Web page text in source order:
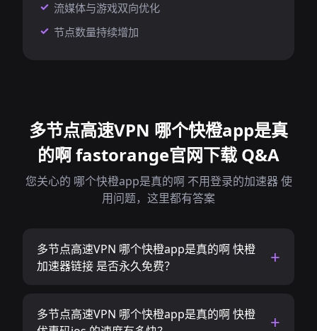
流媒体与游戏双向优化
节点数量持续增加
多节点高速VPN 哪个快橙app是真
的啊 fastorange官网下载 Q&A
您关心的 哪个快橙app是真的啊 不用登录的加速器 使
用问题，这里都有答案
多节点高速VPN 哪个快橙app是真的啊 快橙
加速器链接 是否永久免费？
多节点高速VPN 哪个快橙app是真的啊 快橙